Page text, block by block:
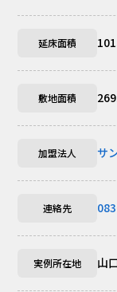
延床面積
敷地面積
加盟法人 サ
連絡先
実例所在地 山